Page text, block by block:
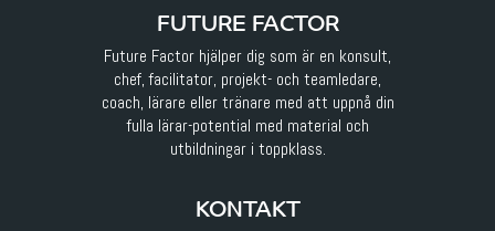
FUTURE FACTOR
Future Factor hjälper dig som är en konsult,
chef, facilitator, projekt- och teamledare,
coach, lärare eller tränare med att uppnå din
fulla lärar-potential med material och
utbildningar i toppklass.
KONTAKT